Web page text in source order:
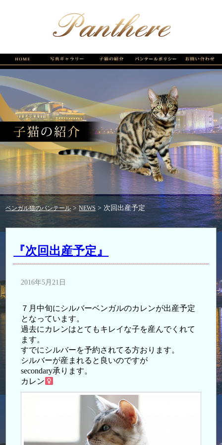
ベンガル猫のパンテール>NEWS > 次回出産予定
『次回出産予定』
2016年5月21日
７月中旬にシルバーベンガルのカレンが出産予定
となっています。
過去にカレンはとてもキレイな子を産んでくれて
ます。
すでにシルバーを予約されてる方おります。
シルバーが産まれると良いのですが
secondary承ります。
カレン